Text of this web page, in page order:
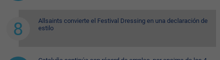
Allsaints convierte el Festival Dressing en una declaración de
estilo